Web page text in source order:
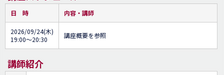
日 時 内容・講師
2026/09/24(木)
19:00～20:30
講座概要を参照
講師紹介